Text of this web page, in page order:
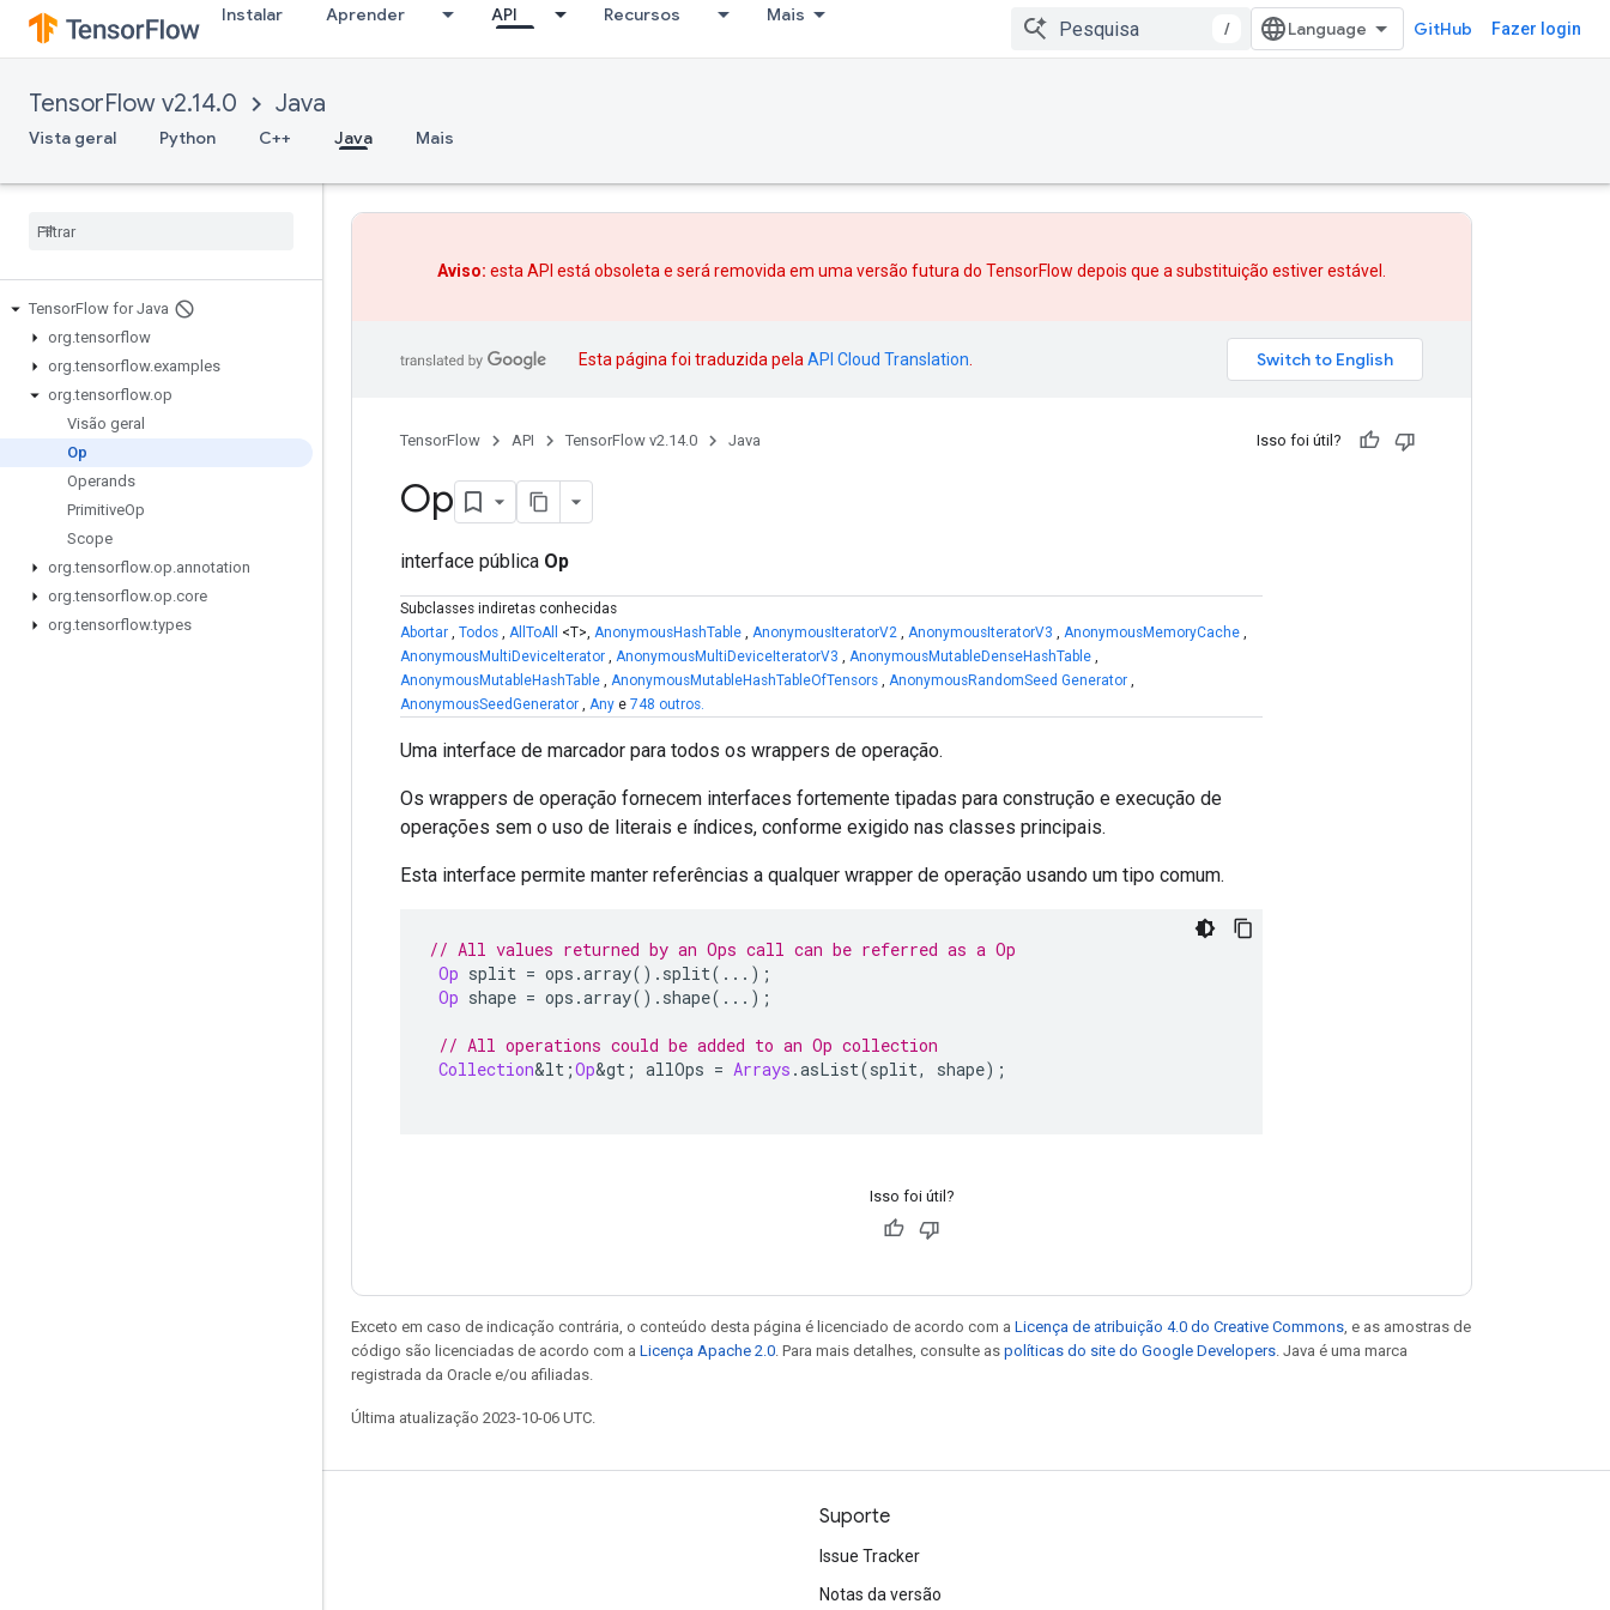
Instalar Aprender API Recursos Mais
/ GitHub Fazer login
TensorFlow v2.14.0 Java
Vista geral Python C++ Java Mais
TensorFlow for Java
org.tensorflow
org.tensorflow.examples
org.tensorflow.op
Visão geral
Op
Operands
PrimitiveOp
Scope
org.tensorflow.op.annotation
org.tensorflow.op.core
org.tensorflow.types
Aviso: esta API está obsoleta e será removida em uma versão futura do TensorFlow depois que a substituição estiver estável.
Esta página foi traduzida pela API Cloud Translation
TensorFlow API TensorFlow v2.14.0 Java Isso foi útil?
Op
interface pública Op
Subclasses indiretas conhecidas
Abortar
Todos AllToAll <T>, AnonymousHashTable AnonymousIteratorV2 AnonymousIteratorV3 AnonymousMemoryCache
AnonymousMultiDeviceIterator
AnonymousMultiDeviceIteratorV3 AnonymousMutableDenseHashTable
AnonymousMutableHashTable
AnonymousMutableHashTableOfTensors AnonymousRandomSeed Generator
AnonymousSeedGenerator
Any e 748 outros.
Uma interface de marcador para todos os wrappers de operação.
Os wrappers de operação fornecem interfaces fortemente tipadas para construção e execução de
operações sem o uso de literais e índices, conforme exigido nas classes principais.
Esta interface permite manter referências a qualquer wrapper de operação usando um tipo comum.
// All values returned by an Ops call can be referred as a Op
Op split = ops .array(). split(...);
Op shape = ops .array(). shape(...);
// All operations could be added to an Op collection
Collection&lt ;Op&gt ; allOps = Arrays .asList(split, shape);
Isso foi útil?
Exceto em caso de indicação contrária, o conteúdo desta página é licenciado de acordo com a Licença de atribuição 4.0 do Creative Commons , e as amostras de
código são licenciadas de acordo com a Licença Apache 2.0 . Para mais detalhes, consulte as políticas do site do Google Developers . Java é uma marca
registrada da Oracle e/ou afiliadas.
Última atualização 2023-10-06 UTC.
Suporte
Issue Tracker
Notas da versão